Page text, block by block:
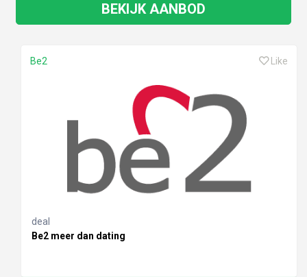
BEKIJK AANBOD
Be2 Like
deal
Be2 meer dan dating